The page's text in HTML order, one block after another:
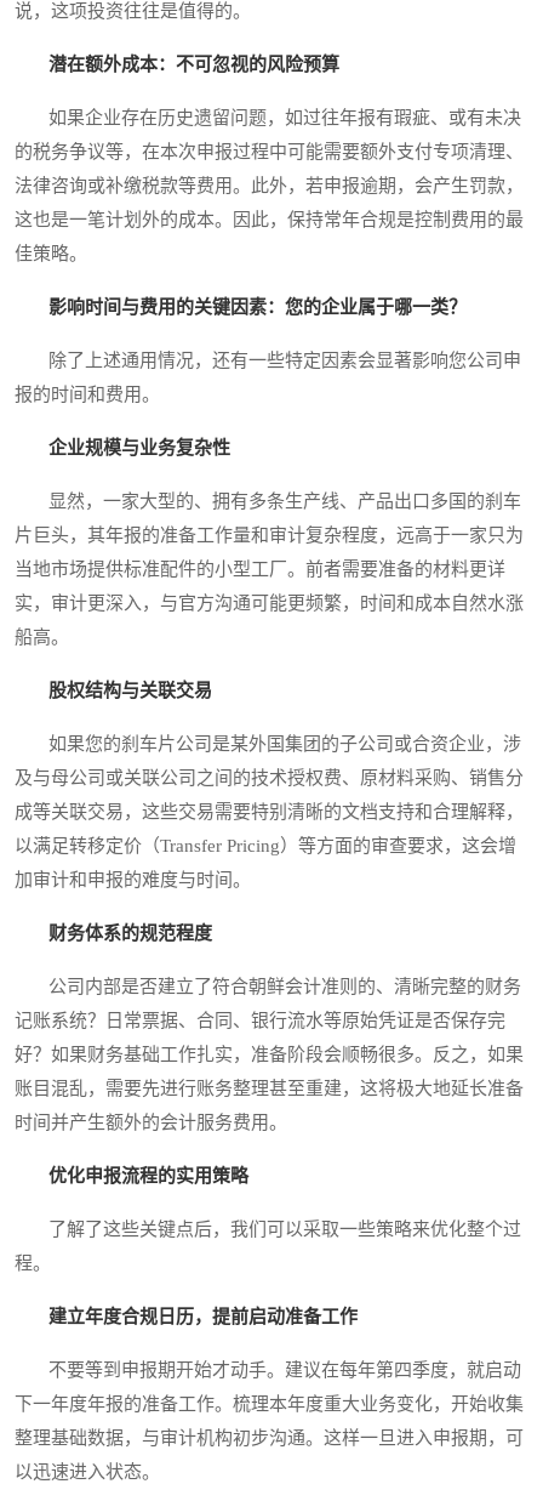
说，这项投资往往是值得的。
潜在额外成本：不可忽视的风险预算
如果企业存在历史遗留问题，如过往年报有瑕疵、或有未决
的税务争议等，在本次申报过程中可能需要额外支付专项清理、
法律咨询或补缴税款等费用。此外，若申报逾期，会产生罚款，
这也是一笔计划外的成本。因此，保持常年合规是控制费用的最
佳策略。
影响时间与费用的关键因素：您的企业属于哪一类？
除了上述通用情况，还有一些特定因素会显著影响您公司申
报的时间和费用。
企业规模与业务复杂性
显然，一家大型的、拥有多条生产线、产品出口多国的刹车
片巨头，其年报的准备工作量和审计复杂程度，远高于一家只为
当地市场提供标准配件的小型工厂。前者需要准备的材料更详
实，审计更深入，与官方沟通可能更频繁，时间和成本自然水涨
船高。
股权结构与关联交易
如果您的刹车片公司是某外国集团的子公司或合资企业，涉
及与母公司或关联公司之间的技术授权费、原材料采购、销售分
成等关联交易，这些交易需要特别清晰的文档支持和合理解释，
以满足转移定价（Transfer Pricing）等方面的审查要求，这会增
加审计和申报的难度与时间。
财务体系的规范程度
公司内部是否建立了符合朝鲜会计准则的、清晰完整的财务
记账系统？日常票据、合同、银行流水等原始凭证是否保存完
好？如果财务基础工作扎实，准备阶段会顺畅很多。反之，如果
账目混乱，需要先进行账务整理甚至重建，这将极大地延长准备
时间并产生额外的会计服务费用。
优化申报流程的实用策略
了解了这些关键点后，我们可以采取一些策略来优化整个过
程。
建立年度合规日历，提前启动准备工作
不要等到申报期开始才动手。建议在每年第四季度，就启动
下一年度年报的准备工作。梳理本年度重大业务变化，开始收集
整理基础数据，与审计机构初步沟通。这样一旦进入申报期，可
以迅速进入状态。